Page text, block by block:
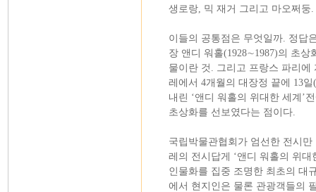
생로랑, 믹 재거 그리고 마오쩌둥.
이들의 공통점은 무엇일까. 정답
장 앤디 워홀(1928∼1987)의 초상
물이란 것. 그리고 프랑스 파리에
레에서 4개월의 대장정 끝에 13
내린 ‘앤디 워홀의 위대한 세계’
초상화를 선보였다는 점이다.
국립박물관협회가 엄선한 전시만
레의 전시답게 ‘앤디 워홀의 위대
인물화를 집중 조명한 최초의 대
에서 현지인은 물론 관광객들의